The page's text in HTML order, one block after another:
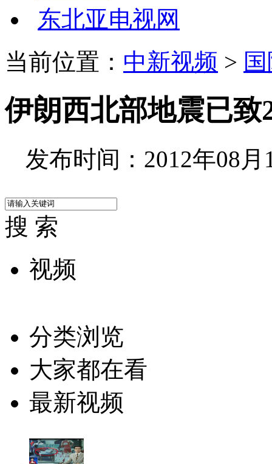
东北亚电视网
当前位置： 中新视频 >
伊朗西北部地震已致
发布时间：2012年08月
搜 索
视频
分类浏览
大家都在看
最新视频